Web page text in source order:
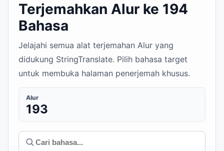
Terjemahkan Alur ke 194
Bahasa
Jelajahi semua alat terjemahan Alur yang
didukung StringTranslate. Pilih bahasa target
untuk membuka halaman penerjemah khusus.
Alur
193